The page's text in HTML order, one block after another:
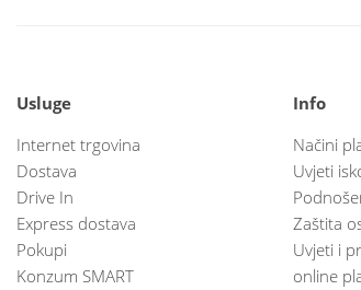
Usluge
Internet trgovina
Dostava
Drive In
Express dostava
Pokupi
Konzum SMART
Info
Načini
Uvjeti
Zaštita
Uvjeti i
online